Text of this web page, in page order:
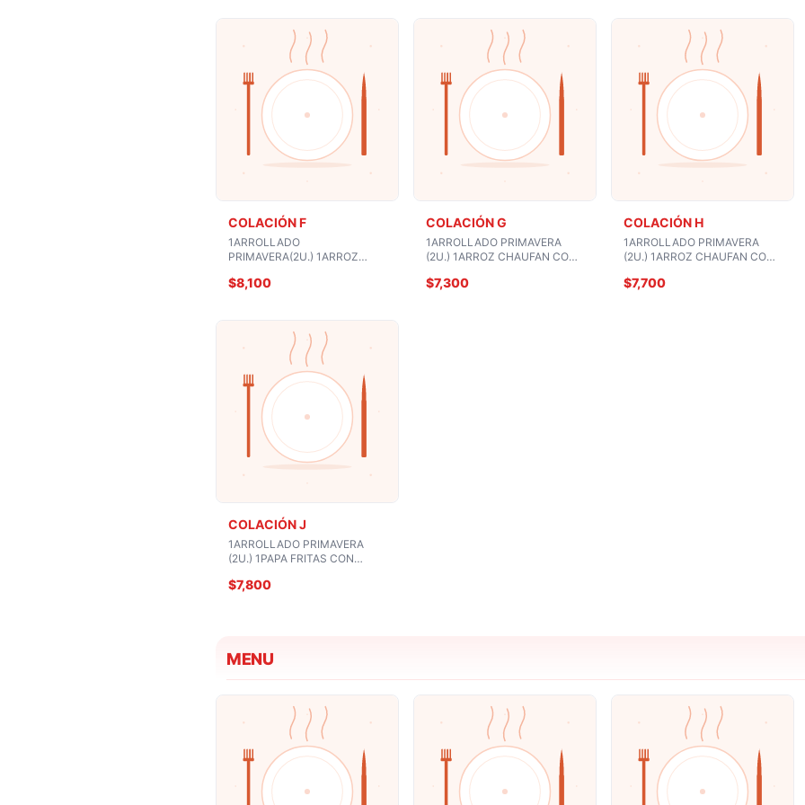
COLACIÓN F
1ARROLLADO
PRIMAVERA(2U.) 1ARROZ
CAMARON O MARISCO
$8,100
COLACIÓN G
1ARROLLADO PRIMAVERA
(2U.) 1ARROZ CHAUFAN CON
1BEBIDA O COPA VINO
$7,300
COLACIÓN H
1ARROLLADO PRIMAVERA
(2U.) 1ARROZ CHAUFAN CON
CHAMPIÑON 1BEBIDA O COPA
$7,700
COLACIÓN J
1ARROLLADO PRIMAVERA
(2U.) 1PAPA FRITAS CON
MONGOLIANA 1BEBIDA O
$7,800
MENU